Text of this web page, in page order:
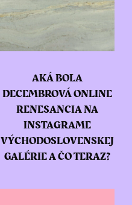
AKÁ BOLA
DECEMBROVÁ ONLINE
RENESANCIA NA
INSTAGRAME
VÝCHODOSLOVENSKEJ
GALÉRIE A ČO TERAZ?